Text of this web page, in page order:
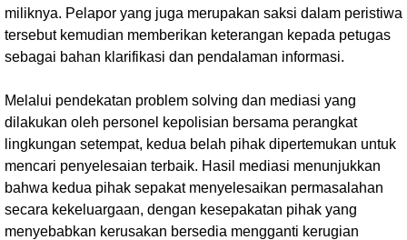
miliknya. Pelapor yang juga merupakan saksi dalam peristiwa
tersebut kemudian memberikan keterangan kepada petugas
sebagai bahan klarifikasi dan pendalaman informasi.
Melalui pendekatan problem solving dan mediasi yang
dilakukan oleh personel kepolisian bersama perangkat
lingkungan setempat, kedua belah pihak dipertemukan untuk
mencari penyelesaian terbaik. Hasil mediasi menunjukkan
bahwa kedua pihak sepakat menyelesaikan permasalahan
secara kekeluargaan, dengan kesepakatan pihak yang
menyebabkan kerusakan bersedia mengganti kerugian